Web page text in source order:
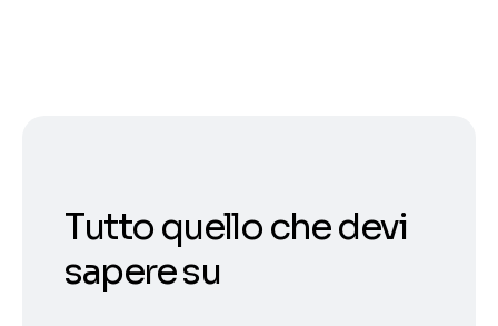
Tutto quello che devi
sapere su